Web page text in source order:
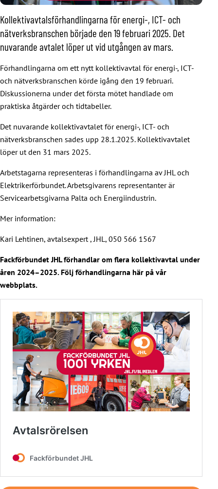
Kollektivavtalsförhandlingarna för energi-, ICT- och
nätverksbranschen började den 19 februari 2025. Det
nuvarande avtalet löper ut vid utgången av mars.
Förhandlingarna om ett nytt kollektivavtal för energi-, ICT-
och nätverksbranschen körde igång den 19 februari.
Diskussionerna under det första mötet handlade om
praktiska åtgärder och tidtabeller.
Det nuvarande kollektivavtalet för energi-, ICT- och
nätverksbranschen sades upp 28.1.2025. Kollektivavtalet
löper ut den 31 mars 2025.
Arbetstagarna representeras i förhandlingarna av JHL och
Elektrikerförbundet. Arbetsgivarens representanter är
Servicearbetsgivarna Palta och Energiindustrin.
Mer information:
Kari Lehtinen, avtalsexpert , JHL, 050 566 1567
Fackförbundet JHL förhandlar om flera kollektivavtal under
åren 2024–2025. Följ förhandlingarna här på vår
webbplats.